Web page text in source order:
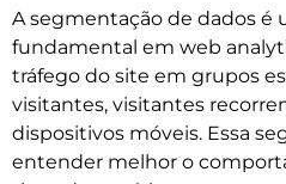
A segmentação de dados é
fundamental em web
tráfego do site em grupos
visitantes, visitantes
dispositivos móveis. Essa
entender melhor o